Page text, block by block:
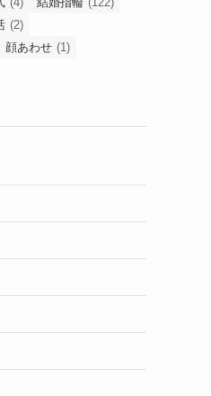
(2)
顔あわせ (1)